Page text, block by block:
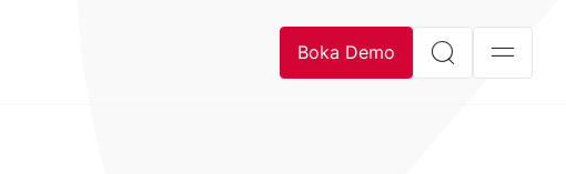
Boka Demo